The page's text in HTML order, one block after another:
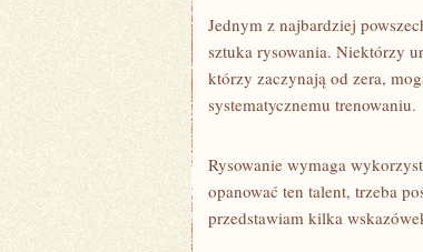
Jednym ‍z najbardziej‍
sztuka rysowania. Niektórzy
którzy zaczynają od zera,
systematycznemu trenowaniu.
Rysowanie wymaga
opanować ten⁣ talent, trzeba
przedstawiam ⁣kilka‌